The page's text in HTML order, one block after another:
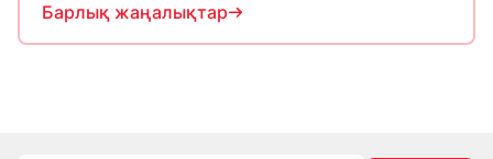
Барлық жаңалықтар